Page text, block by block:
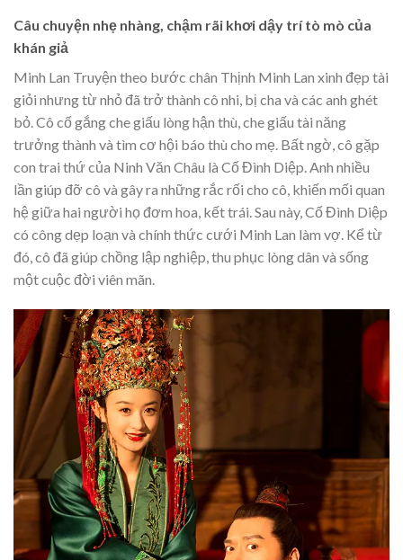
Câu chuyện nhẹ nhàng, chậm rãi khơi dậy trí tò mò của
khán giả
Minh Lan Truyện theo bước chân Thịnh Minh Lan xinh đẹp tài
giỏi nhưng từ nhỏ đã trở thành cô nhi, bị cha và các anh ghét
bỏ. Cô cố gắng che giấu lòng hận thù, che giấu tài năng
trưởng thành và tìm cơ hội báo thù cho mẹ. Bất ngờ, cô gặp
con trai thứ của Ninh Văn Châu là Cố Đình Diệp. Anh nhiều
lần giúp đỡ cô và gây ra những rắc rối cho cô, khiến mối quan
hệ giữa hai người họ đơm hoa, kết trái. Sau này, Cố Đình Diệp
có công dẹp loạn và chính thức cưới Minh Lan làm vợ. Kể từ
đó, cô đã giúp chồng lập nghiệp, thu phục lòng dân và sống
một cuộc đời viên mãn.